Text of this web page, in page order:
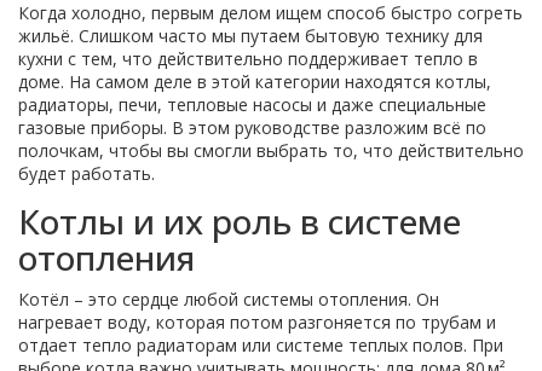
Когда холодно, первым делом ищем способ быстро согреть
жильё. Слишком часто мы путаем бытовую технику для
кухни с тем, что действительно поддерживает тепло в
доме. На самом деле в этой категории находятся котлы,
радиаторы, печи, тепловые насосы и даже специальные
газовые приборы. В этом руководстве разложим всё по
полочкам, чтобы вы смогли выбрать то, что действительно
будет работать.
Котлы и их роль в системе
отопления
Котёл – это сердце любой системы отопления. Он
нагревает воду, которая потом разгоняется по трубам и
отдает тепло радиаторам или системе теплых полов. При